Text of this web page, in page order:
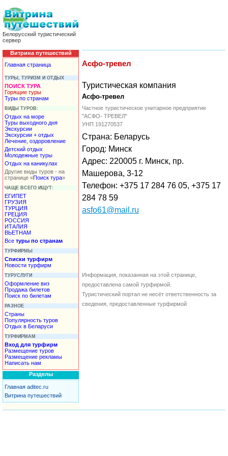
Белорусский туристический
сервер
Витрина путешествий
Главная страница
ТУРЫ, ТУРИЗМ И ОТДЫХ
ПОИСК ТУРА
Горящие туры
Туры по странам
ВИДЫ ТУРОВ:
Отдых на море
Туры выходного дня
Экскурсии
Экскурсии + отдых
Лечение, оздоровление
Детский отдых
Молодежные туры
Отдых на каникулах
Другие виды туров - на
странице «Поиск тура»
ЧАЩЕ ВСЕГО ИЩУТ:
ЕГИПЕТ
ГРУЗИЯ
ТУРЦИЯ
ГРЕЦИЯ
РОССИЯ
ИТАЛИЯ
ВЬЕТНАМ
Все туры по странам
ТУРФИРМЫ
Списки турфирм
Новости турфирм
ТУРУСЛУГИ
Оформление виз
Продажа билетов
Поиск по билетам
РАЗНОЕ
Страны
Популярность туров
Отдых в Беларуси
ТУРФИРМАМ
Вход для турфирм
Размещение туров
Размещение рекламы
Написать нам
Разделы
Главная aditec.ru
Витрина путешествий
Асфо-тревел
Туристическая компания
Асфо-тревел
Частное туристическое унитарное предприятие
"АСФО- ТРЕВЕЛ"
УНП 191270537
Страна: Беларусь
Город: Минск
Адрес: 220005 г. Минск, пр.
Машерова, 3-12
Телефон: +375 17 284 76 05, +375 17
284 78 59
asfo61@mail.ru
Информация, показанная на этой странице,
предоставлена самой турфирмой.
Туристический портал не несёт ответственность за
сведения, предоставленные турфирмой